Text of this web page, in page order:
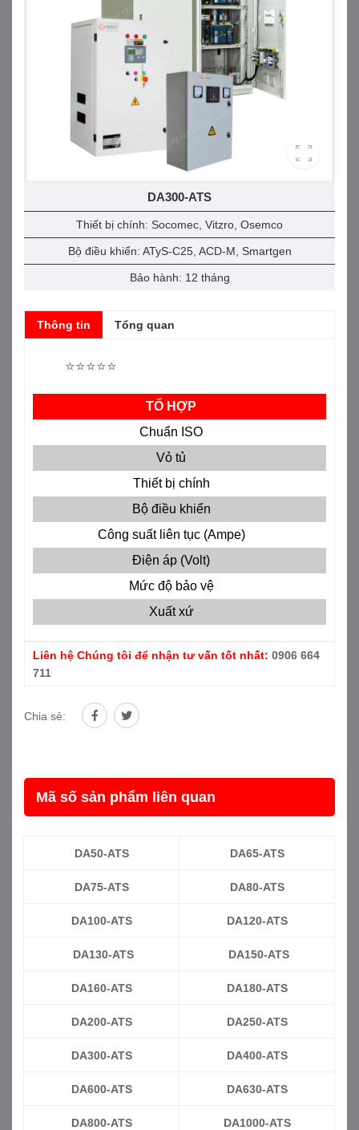
DA300-ATS
Thiết bị chính: Socomec, Vitzro, Osemco
Bộ điều khiển: ATyS-C25, ACD-M, Smartgen
Bảo hành: 12 tháng
Thông tin Tổng quan
⭐⭐⭐⭐⭐
TỔ HỢP
Chuẩn ISO
Vỏ tủ
Thiết bị chính
Bộ điều khiển
Công suất liên tục (Ampe)
Điện áp (Volt)
Mức độ bảo vệ
Xuất xứ
Liên hệ Chúng tôi để nhận tư vấn tốt nhất: 0906 664
711
Chia sẻ:
Mã số sản phẩm liên quan
DA50-ATS DA65-ATS
DA75-ATS DA80-ATS
DA100-ATS DA120-ATS
DA130-ATS DA150-ATS
DA160-ATS DA180-ATS
DA200-ATS DA250-ATS
DA300-ATS DA400-ATS
DA600-ATS DA630-ATS
DA800-ATS DA1000-ATS